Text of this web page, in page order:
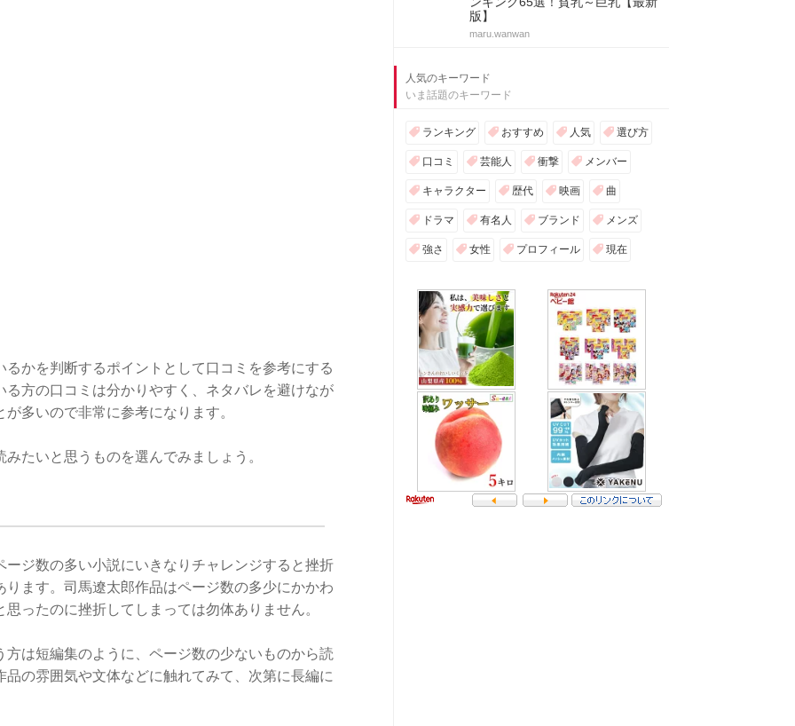
かを判断するポイントとして口コミを参考にする
方の口コミは分かりやすく、ネタバレを避けなが
多いので非常に参考になります。
たいと思うものを選んでみましょう。
ジ数の多い小説にいきなりチャレンジすると挫折
ます。司馬遼太郎作品はページ数の多少にかかわ
ったのに挫折してしまっては勿体ありません。
は短編集のように、ページ数の少ないものから読
の雰囲気や文体などに触れてみて、次第に長編に
版】
maru.wanwan
人気のキーワード
いま話題のキーワード
ランキング おすすめ 人気 選び方
口コミ 芸能人 衝撃 メンバー
キャラクター 歴代 映画 曲
ドラマ 有名人 ブランド メンズ
強さ 女性 プロフィール 現在